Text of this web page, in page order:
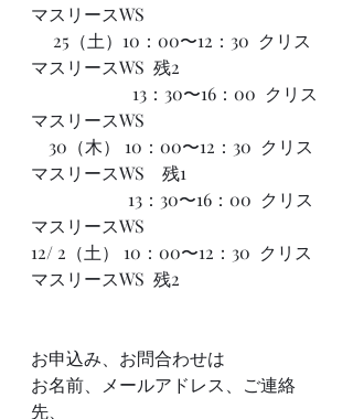
マスリースWS
マスリースWS  残2
13：30〜16：00  クリス
マスリースWS
マスリースWS　残1
13：30〜16：00  クリス
マスリースWS
12/ 2（土） 10：00〜12：30  クリス
マスリースWS  残2
お申込み、お問合わせは
お名前、メールアドレス、ご連絡
先、